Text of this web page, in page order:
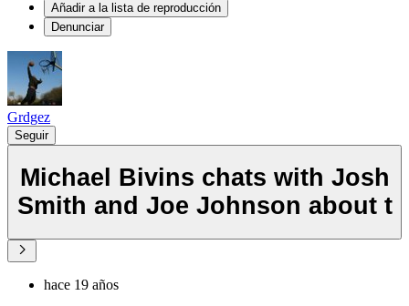
Añadir a la lista de reproducción
Denunciar
Grdgez
Seguir
Michael Bivins chats with Josh
Smith and Joe Johnson about t
hace 19 años